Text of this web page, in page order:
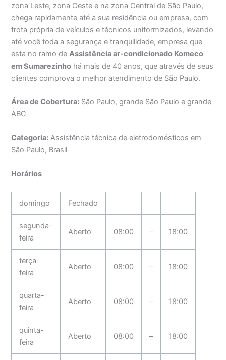
zona Leste, zona Oeste e na zona Central de São Paulo,
chega rapidamente até a sua residência ou empresa, com
frota própria de veículos e técnicos uniformizados, levando
até você toda a segurança e tranquilidade, empresa que
esta no ramo deAssistência ar-condicionado Komeco
em Sumarezinho há mais de 40 anos, que através de seus
clientes comprova o melhor atendimento de São Paulo.
Área de Cobertura: São Paulo, grande São Paulo e grande
ABC
Categoria: Assistência técnica de eletrodomésticos em
São Paulo, Brasil
Horários
domingo Fechado
segunda-
feira
Aberto 08:00 – 18:00
terça-
feira
Aberto 08:00 – 18:00
quarta-
feira
Aberto 08:00 – 18:00
quinta-
feira
Aberto 08:00 – 18:00